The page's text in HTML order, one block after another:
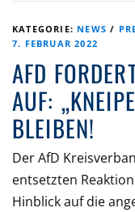
KATEGORIE: NEWS /
7. FEBRUAR 2022
AFD
AUF:
BLEIBEN!
Der AfD
entsetzten
Hinblick auf die